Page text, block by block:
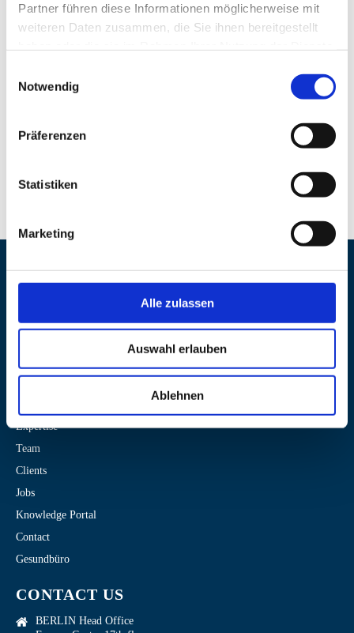
Partner führen diese Informationen möglicherweise mit
weiteren Daten zusammen, die Sie ihnen bereitgestellt
jederzeit auf unserer Datenschutzseite ändern.
Notwendig
Präferenzen
Statistiken
Marketing
Alle zulassen
Auswahl erlauben
Ablehnen
WorkPlace Environment as
USEFUL LINKS
Home
Expertise
Team
Clients
Jobs
Knowledge Portal
Contact
Gesundbüro
CONTACT US
BERLIN Head Office